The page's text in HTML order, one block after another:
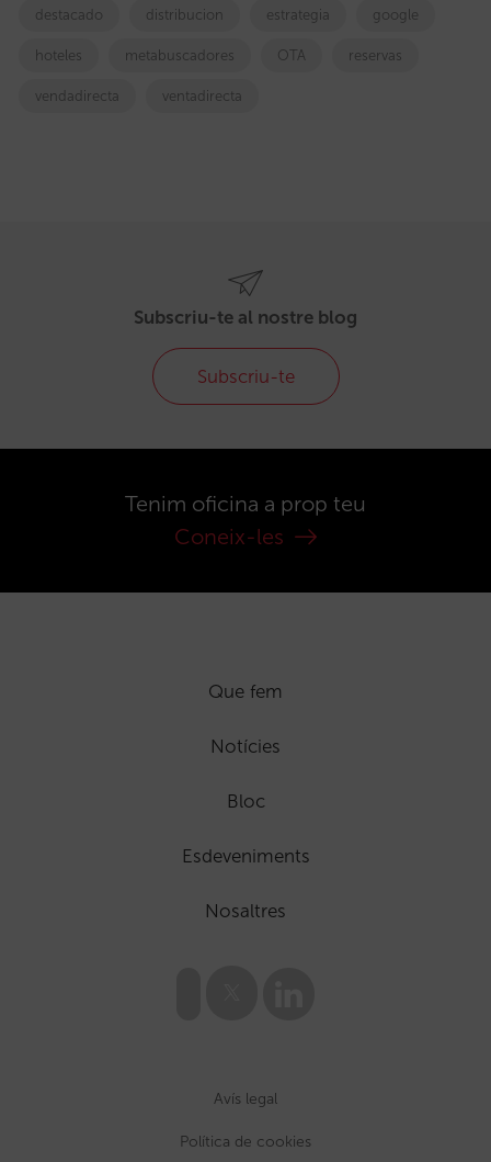
destacado distribucion estrategia google
hoteles metabuscadores OTA reservas
vendadirecta ventadirecta
Subscriu-te al nostre blog
Subscriu-te
Tenim oficina a prop teu
Coneix-les
Que fem
Notícies
Bloc
Esdeveniments
Nosaltres
Avís legal
Política de cookies